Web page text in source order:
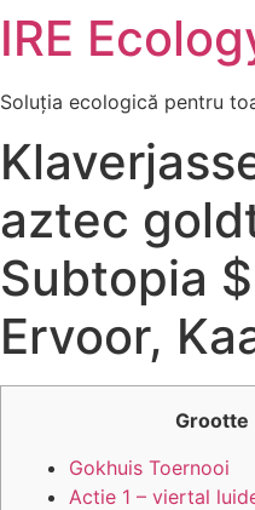
Skip
to
IRE
Soluția ecologică pentru
aztec
Subtopia
Ervoor,
Grootte
Gokhuis Toernooi
Actie 1 – viertal